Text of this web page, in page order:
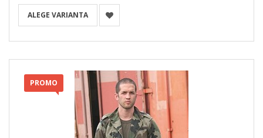
ALEGE VARIANTA
PROMO